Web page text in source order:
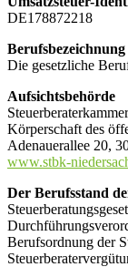
DE178872218
Berufsbezeichnung
Die gesetzliche
Aufsichtsbehörde
Körperschaft des
Adenauerallee 20,
www.stbk-
Der Berufsstand
Berufsordnung der